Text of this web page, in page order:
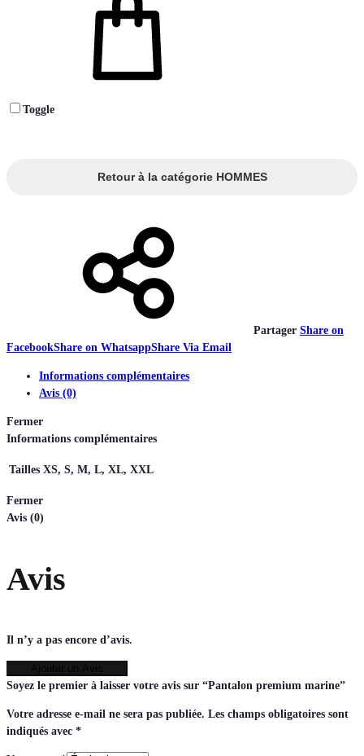
Toggle
Retour à la catégorie HOMMES
Partager Share on
FacebookShare on WhatsappShare Via Email
Informations complémentaires
Avis (0)
Fermer
Informations complémentaires
Tailles XS, S, M, L, XL, XXL
Fermer
Avis (0)
Avis
Il n’y a pas encore d’avis.
Soyez le premier à laisser votre avis sur “Pantalon premium marine”
Votre adresse e-mail ne sera pas publiée. Les champs obligatoires sont
indiqués avec *